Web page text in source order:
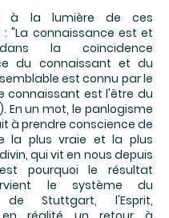
à la lumière de ces
"La connaissance est et
la coïncidence
du connaissant et du
est connu par le
connaissant est l'être du
En un mot, le panlogisme
à prendre conscience de
la plus vraie et la plus
qui vit en nous depuis
pourquoi le résultat
le système du
de Stuttgart, l'Esprit,